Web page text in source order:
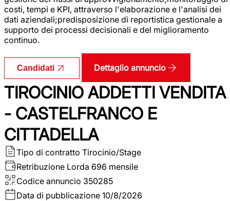
costi, tempi e KPI, attraverso l'elaborazione e l'analisi dei
dati aziendali;predisposizione di reportistica gestionale a
supporto dei processi decisionali e del miglioramento
continuo.
Candidati Dettaglio annuncio
TIROCINIO ADDETTI VENDITA
- CASTELFRANCO E
CITTADELLA
Tipo di contratto Tirocinio/Stage
Retribuzione Lorda 696 mensile
Codice annuncio 350285
Data di pubblicazione 10/8/2026